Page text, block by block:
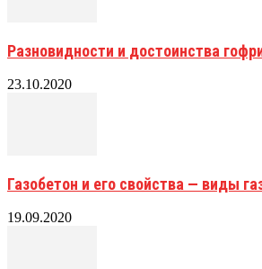
Разновидности и достоинства
23.10.2020
Газобетон и его свойства — виды
19.09.2020